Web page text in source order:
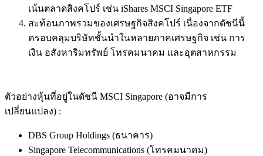
เน้นตลาดสิงคโปร์ เช่น iShares MSCI Singapore ETF
สะท้อนภาพรวมของเศรษฐกิจสิงคโปร์ เนื่องจากดัชนีนี้
ครอบคลุมบริษัทชั้นนำในหลายภาคเศรษฐกิจ เช่น การ
เงิน อสังหาริมทรัพย์ โทรคมนาคม และอุตสาหกรรม
ตัวอย่างหุ้นที่อยู่ในดัชนี MSCI Singapore (อาจมีการ
เปลี่ยนแปลง) :
DBS Group Holdings (ธนาคาร)
Singapore Telecommunications (โทรคมนาคม)